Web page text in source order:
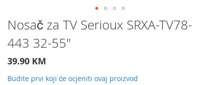
Preskočite
na
početak
galerije
slika
Nosač za TV Serioux SRXA-TV78-
443 32-55"
39.90 KM
Budite prvi koji će ocjeniti ovaj proizvod